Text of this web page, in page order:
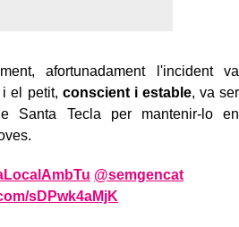
afortunadament l'incident va
el petit, conscient i estable, va ser
Santa Tecla per mantenir-lo en
@semgencat
sDPwk4aMjK